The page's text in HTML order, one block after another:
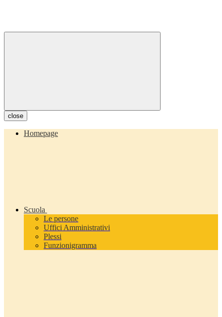
close
Homepage
Scuola
Le persone
Uffici Amministrativi
Plessi
Funzionigramma